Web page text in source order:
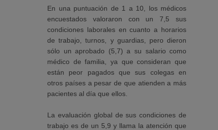
En una puntuación de 1 a 10, los médicos
encuestados valoraron con un 7,5 sus
condiciones laborales en cuanto a horarios
de trabajo, turnos, y guardias, pero dieron
sólo un aprobado (5,7) a su salario como
médico de familia, ya que consideran que
están peor pagados que sus colegas en
otros países a pesar de que atienden a más
pacientes al día que ellos.
La evaluación global de sus condiciones de
trabajo es de un 5,9 y llama la atención que